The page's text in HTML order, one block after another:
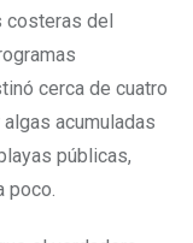
costeras del
cerca de cuatro
acumuladas
públicas,
poco.